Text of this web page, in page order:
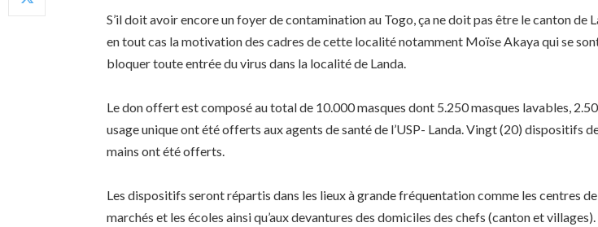
S’il doit avoir encore un foyer de contamination au Togo, ça ne doit pas être le canton de
en tout cas la motivation des cadres de cette localité notamment Moïse Akaya qui se
bloquer toute entrée du virus dans la localité de Landa.
Le don offert est composé au total de 10.000 masques dont 5.250 masques lavables,
usage unique ont été offerts aux agents de santé de l’USP- Landa. Vingt (20) dispositifs
mains ont été offerts.
Les dispositifs seront répartis dans les lieux à grande fréquentation comme les centres de
marchés et les écoles ainsi qu’aux devantures des domiciles des chefs (canton et villages).